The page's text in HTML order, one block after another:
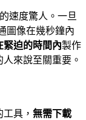
速度驚人。一旦
圖像在幾秒鐘內
緊迫的時間內製作
來說至關重要。
具， 無需下載